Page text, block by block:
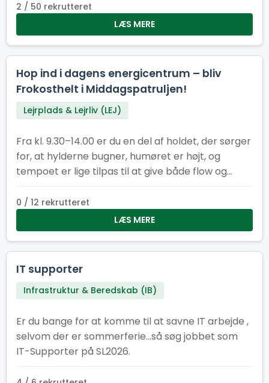
2 / 50 rekrutteret
LÆS MERE
Hop ind i dagens energicentrum – bliv
Frokosthelt i Middagspatruljen!
Lejrplads & Lejrliv (LEJ)
Fra kl. 9.30–14.00 er du en del af holdet, der sørger
for, at hylderne bugner, humøret er højt, og
tempoet er lige tilpas til at give både flow og
hjerte – og du gør det sammen med andre, der
også elsker at være dér, hvor der sker noget.
Kom og vær med! Her er der plads til smil,
Super! Fortæl os gerne hvilke, når du søger – så
ved vi, hvem vi skal sende af sted til internationale
motto er: ”Vi giver energien – I lever eventyret!”
0 / 12 rekrutteret
LÆS MERE
IT supporter
Infrastruktur & Beredskab (IB)
Er du bange for at komme til at savne IT arbejde ,
selvom der er sommerferie...så søg jobbet som
IT-Supporter på SL2026.